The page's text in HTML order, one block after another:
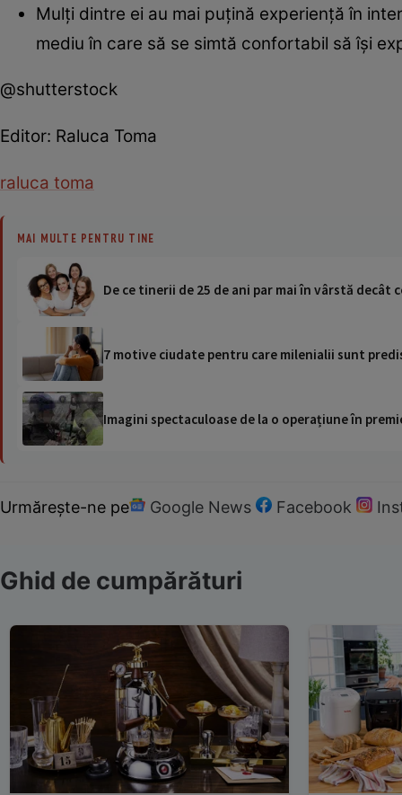
Mulți dintre ei au mai puțină experiență în
mediu în care să se simtă confortabil să își
@shutterstock
Editor: Raluca Toma
raluca toma
MAI MULTE PENTRU TINE
De ce tinerii de 25 de ani par mai în vârstă decât
7 motive ciudate pentru care milenialii sunt
Imagini spectaculoase de la o operațiune în
Urmărește-ne pe Google News Facebook
Ghid de cumpărături